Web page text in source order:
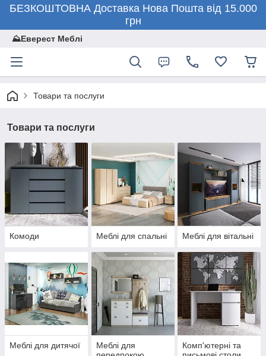
БЕЗКОШТОВНА Доставка Нова Пошта від 15.000
грн
⛰️Еверест Меблі
Товари та послуги
Товари та послуги
Комоди Меблі для спальні Меблі для вітальні
Меблі для дитячої
Меблі для
Комп'ютерні та